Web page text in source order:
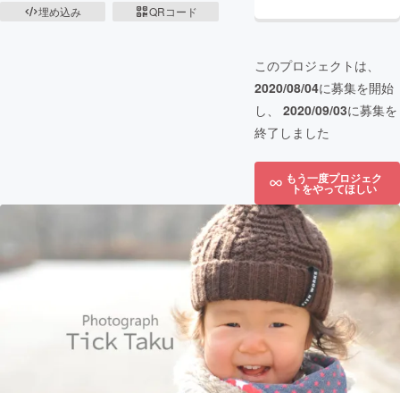
埋め込み
QRコード
このプロジェクトは、
2020/08/04に募集を開始
し、 2020/09/03に募集を
終了しました
もう一度プロジェク
トをやってほしい